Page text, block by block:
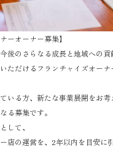
ーオーナー募集】
後のさらなる成長と地域への
ただけるフランチャイズオーナ
いる方、新たな事業展開をお考
る募集です。
して、
店の運営を、2年以内を目安に